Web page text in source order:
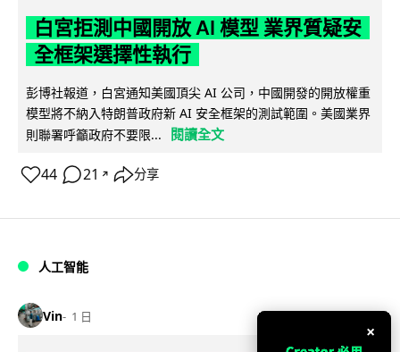
白宮拒測中國開放 AI 模型 業界質疑安
全框架選擇性執行
彭博社報道，白宮通知美國頂尖 AI 公司，中國開發的開放權重
模型將不納入特朗普政府新 AI 安全框架的測試範圍。美國業界
則聯署呼籲政府不要限...
閱讀全文
44 21 ↗ 分享
人工智能
Vin 1 日
×